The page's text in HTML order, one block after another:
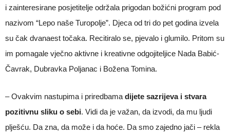
i zainteresirane posjetitelje održala prigodan božićni program pod
nazivom “Lepo naše Turopolje”. Djeca od tri do pet godina izvela
su čak dvanaest točaka. Recitiralo se, pjevalo i glumilo. Pritom su
im pomagale vječno aktivne i kreativne odgojiteljice Nada Babić-
Čavrak, Dubravka Poljanac i Božena Tomina.
– Ovakvim nastupima i priredbama dijete sazrijeva i stvara
pozitivnu sliku o sebi. Vidi da je važan, da izvodi, da mu ljudi
plješću. Da zna, da može i da hoće. Da smo zajedno jači – rekla